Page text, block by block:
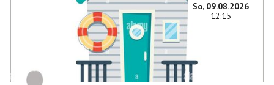
So, 09.08.2026
12:15